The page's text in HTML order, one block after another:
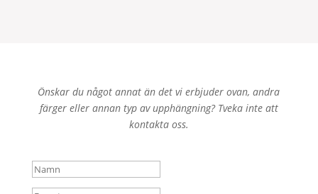
Önskar du något annat än det vi erbjuder ovan, andra
färger eller annan typ av upphängning? Tveka inte att
kontakta oss.